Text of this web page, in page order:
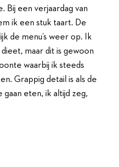
Bij een verjaardag van
ik een stuk taart. De
de menu’s weer op. Ik
maar dit is gewoon
waarbij ik steeds
Grappig detail is als de
gaan eten, ik altijd zeg,